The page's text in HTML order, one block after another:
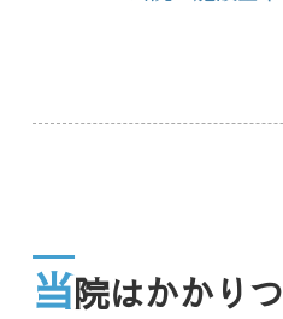
当院はかかり